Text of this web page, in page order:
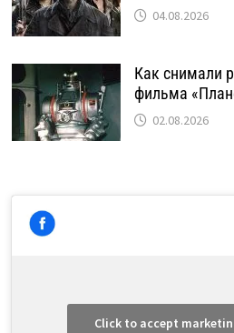
04.08.2026
Как снимали
фильма
02.08.2026
Click to accept